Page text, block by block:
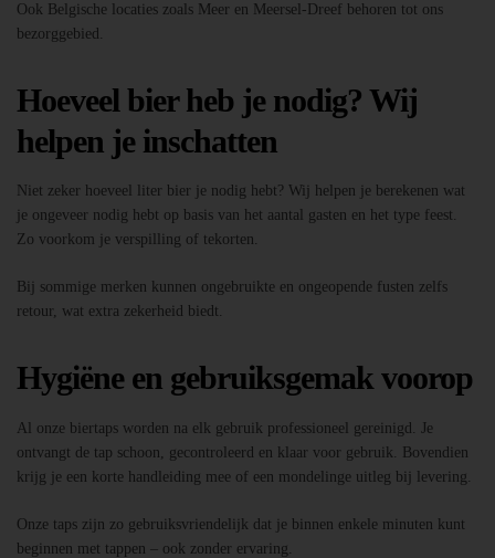
Ook Belgische locaties zoals Meer en Meersel-Dreef behoren tot ons
bezorggebied.
Hoeveel bier heb je nodig? Wij
helpen je inschatten
Niet zeker hoeveel liter bier je nodig hebt? Wij helpen je berekenen wat
je ongeveer nodig hebt op basis van het aantal gasten en het type feest.
Zo voorkom je verspilling of tekorten.
Bij sommige merken kunnen ongebruikte en ongeopende fusten zelfs
retour, wat extra zekerheid biedt.
Hygiëne en gebruiksgemak voorop
Al onze biertaps worden na elk gebruik professioneel gereinigd. Je
ontvangt de tap schoon, gecontroleerd en klaar voor gebruik. Bovendien
krijg je een korte handleiding mee of een mondelinge uitleg bij levering.
Onze taps zijn zo gebruiksvriendelijk dat je binnen enkele minuten kunt
beginnen met tappen – ook zonder ervaring.